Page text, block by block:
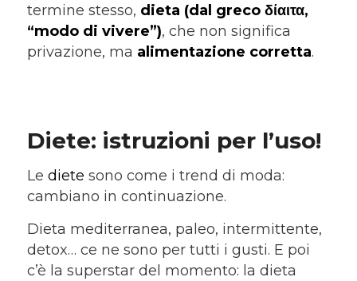
termine stesso, dieta (dal greco δίαιτα,
“modo di vivere”), che non significa
privazione, ma alimentazione corretta.
Diete: istruzioni per l’uso!
Le diete sono come i trend di moda:
cambiano in continuazione.
Dieta mediterranea, paleo, intermittente,
detox… ce ne sono per tutti i gusti. E poi
c’è la superstar del momento: la dieta